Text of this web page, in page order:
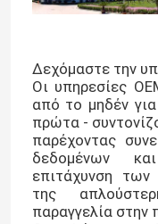
Δεχόμαστε την
Οι υπηρεσίες
από το μηδέν
πρώτα -
παρέχοντας
δεδομένων
επιτάχυνση των
της
παραγγελία στην